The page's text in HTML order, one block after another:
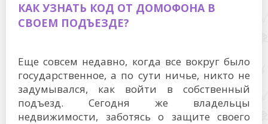
КАК УЗНАТЬ КОД ОТ ДОМОФОНА В
СВОЕМ ПОДЪЕЗДЕ?
Еще совсем недавно, когда все вокруг было
государственное, а по сути ничье, никто не
задумывался, как войти в собственный
подъезд. Сегодня же владельцы
недвижимости, заботясь о защите своего